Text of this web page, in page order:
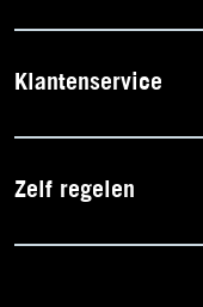
Klantenservice
Zelf regelen